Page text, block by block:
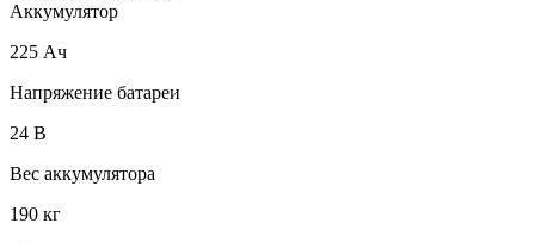
Аккумулятор
225 Ач
Напряжение батареи
24 B
Вес аккумулятора
190 кг